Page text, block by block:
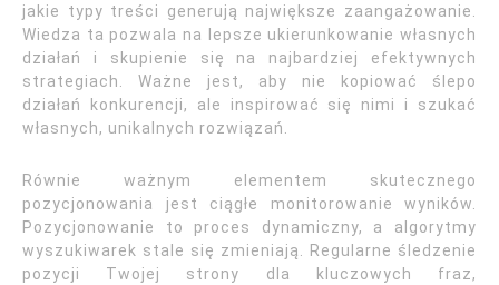
jakie typy treści generują największe zaangażowanie.
Wiedza ta pozwala na lepsze ukierunkowanie własnych
działań i skupienie się na najbardziej efektywnych
strategiach. Ważne jest, aby nie kopiować ślepo
działań konkurencji, ale inspirować się nimi i szukać
własnych, unikalnych rozwiązań.
Równie ważnym elementem skutecznego
pozycjonowania jest ciągłe monitorowanie wyników.
Pozycjonowanie to proces dynamiczny, a algorytmy
wyszukiwarek stale się zmieniają. Regularne śledzenie
pozycji Twojej strony dla kluczowych fraz,